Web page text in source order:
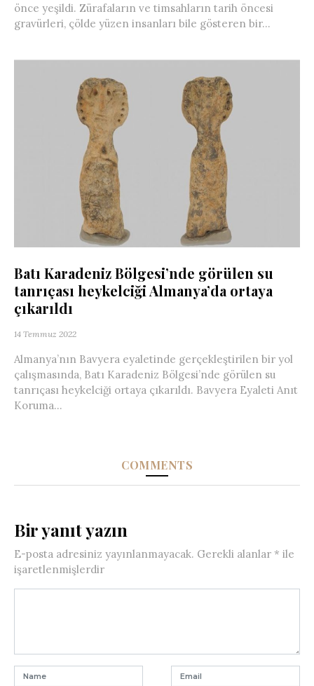
önce yeşildi. Zürafaların ve timsahların tarih öncesi
gravürleri, çölde yüzen insanları bile gösteren bir...
Batı Karadeniz Bölgesi’nde görülen su
tanrıçası heykelciği Almanya’da ortaya
çıkarıldı
14 Temmuz 2022
Almanya’nın Bavyera eyaletinde gerçekleştirilen bir yol
çalışmasında, Batı Karadeniz Bölgesi’nde görülen su
tanrıçası heykelciği ortaya çıkarıldı. Bavyera Eyaleti Anıt
Koruma...
COMMENTS
Bir yanıt yazın
E-posta adresiniz yayınlanmayacak. Gerekli alanlar * ile
işaretlenmişlerdir